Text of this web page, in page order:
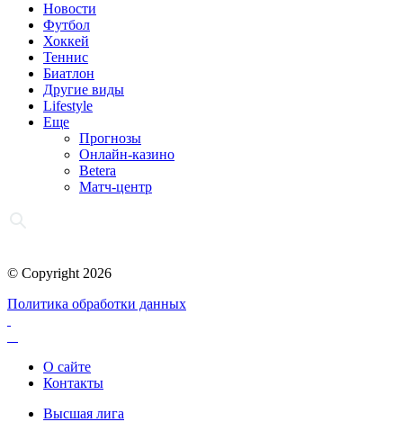
Новости
Футбол
Хоккей
Теннис
Биатлон
Другие виды
Lifestyle
Еще
Прогнозы
Онлайн-казино
Betera
Матч-центр
© Copyright 2026
Политика обработки данных
О сайте
Контакты
Высшая лига